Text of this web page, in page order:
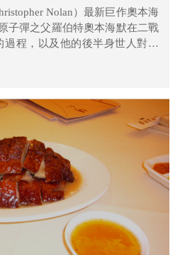
Nolan）最新巨作奧本海
子彈之父羅伯特奧本海默在二戰
程，以及他的後半身世人對於